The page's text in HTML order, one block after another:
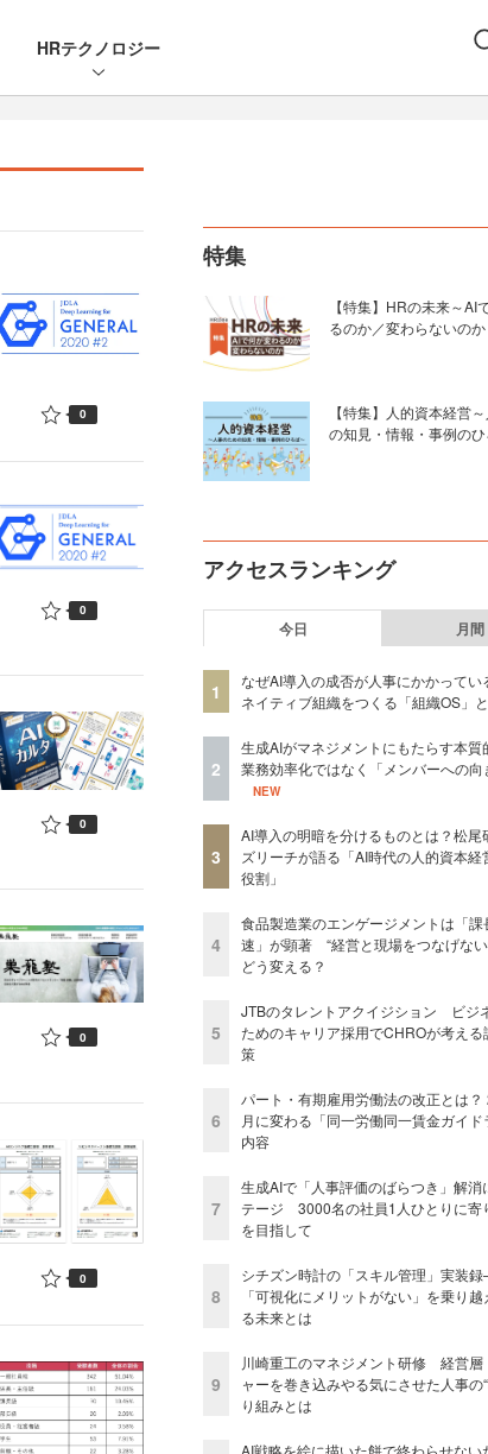
HRテクノロジー
0
0
0
0
0
特集
【特集】HRの未来～AI
るのか／変わらないのか
【特集】人的資本経営
の知見・情報・事例のひ
アクセスランキング
今日 月間
1
なぜAI導入の成否が人事にかかってい
ネイティブ組織をつくる「組織OS」
2
生成AIがマネジメントにもたらす本質
業務効率化ではなく「メンバーへの向
NEW
3
AI導入の明暗を分けるものとは？松尾
ズリーチが語る「AI時代の人的資本経
役割」
4
食品製造業のエンゲージメントは「課
速」が顕著 “経営と現場をつなげない
どう変える？
5
JTBのタレントアクイジション ビジ
ためのキャリア採用でCHROが考える
策
6
パート・有期雇用労働法の改正とは
月に変わる「同一労働同一賃金ガイ
内容
7
生成AIで「人事評価のばらつき」解消
テージ 3000名の社員1人ひとりに寄
を目指して
8
シチズン時計の「スキル管理」実装
「可視化にメリットがない」を乗り越
る未来とは
9
川崎重工のマネジメント研修 経営層
ャーを巻き込みやる気にさせた人事の
り組みとは
AI戦略を絵に描いた餅で終わらせない